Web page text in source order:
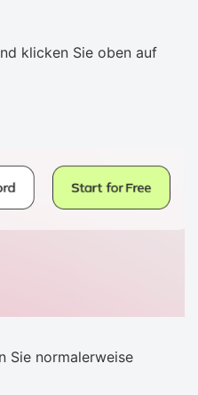
klicken Sie oben auf
Sie normalerweise